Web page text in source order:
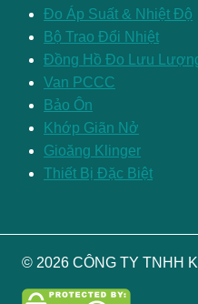
Đo Áp Suất & Nhiệt Độ
Bộ Trao Đổi Nhiệt
Đồng Hồ Đo Lưu
Van PCCC
Bảo Ôn
Khớp Giãn Nở
Gioăng Klinger
Thiết Bị Đặc Biệt
© 2026 CÔNG TY TNHH